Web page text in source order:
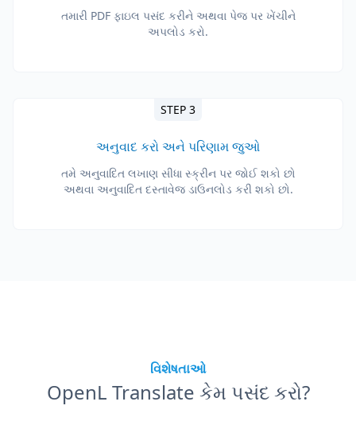
તમારી PDF ફાઇલ પસંદ કરીને અથવા પેજ પર ખેંચીને
અપલોડ કરો.
STEP 3
અનુવાદ કરો અને પરિણામ જુઓ
તમે અનુવાદિત લખાણ સીધા સ્ક્રીન પર જોઈ શકો છો
અથવા અનુવાદિત દસ્તાવેજ ડાઉનલોડ કરી શકો છો.
વિશેષતાઓ
OpenL Translate કેમ પસંદ કરો?